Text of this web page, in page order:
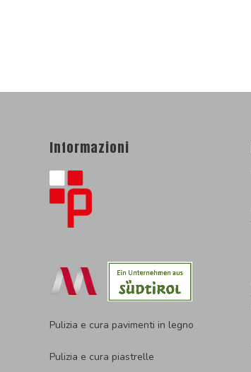
Informazioni
Pulizia e cura pavimenti in legno
Pulizia e cura piastrelle